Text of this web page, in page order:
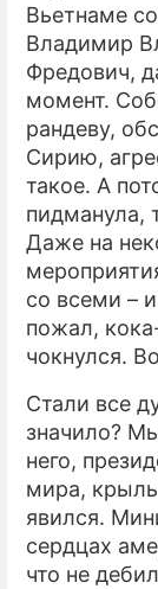
Вьетнаме
Владимир
Фредович,
момент.
рандеву,
Сирию,
такое. А
пидманула,
Даже на
со всеми –
пожал,
чокнулся.
Стали все
значило?
него,
мира,
явился.
сердцах
что не